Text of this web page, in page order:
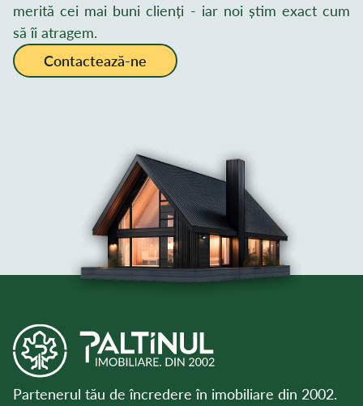
merită cei mai buni clienți - iar noi știm exact cum
să îi atragem.
Contactează-ne
Partenerul tău de încredere în imobiliare din 2002.